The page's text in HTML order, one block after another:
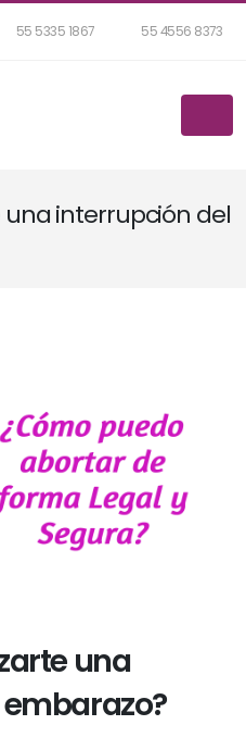
55 5335 1867 55 4556 8373
una interrupción del
una